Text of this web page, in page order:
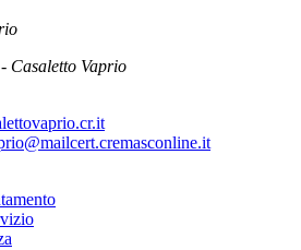
Casaletto Vaprio